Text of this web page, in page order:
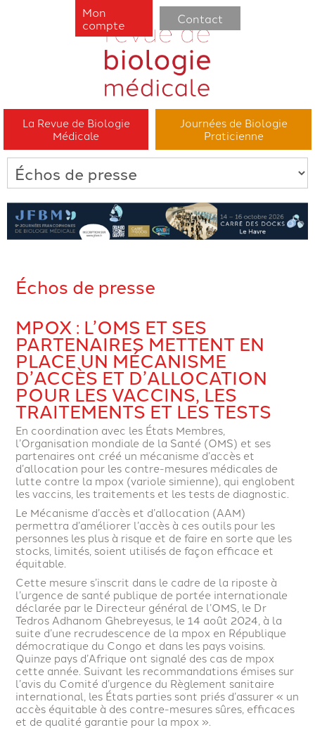
La Revue de Biologie
Médicale
Journées de Biologie
Praticienne
Mon
compte
Contact
Échos de presse
MPOX : L’OMS ET SES
PARTENAIRES METTENT EN
PLACE UN MÉCANISME
D’ACCÈS ET D’ALLOCATION
POUR LES VACCINS, LES
TRAITEMENTS ET LES TESTS
En coordination avec les États Membres,
l’Organisation mondiale de la Santé (OMS) et ses
partenaires ont créé un mécanisme d’accès et
d’allocation pour les contre-mesures médicales de
lutte contre la mpox (variole simienne), qui englobent
les vaccins, les traitements et les tests de diagnostic.
Le Mécanisme d’accès et d’allocation (AAM)
permettra d’améliorer l’accès à ces outils pour les
personnes les plus à risque et de faire en sorte que les
stocks, limités, soient utilisés de façon efficace et
équitable.
Cette mesure s’inscrit dans le cadre de la riposte à
l’urgence de santé publique de portée internationale
déclarée par le Directeur général de l’OMS, le Dr
Tedros Adhanom Ghebreyesus, le 14 août 2024, à la
suite d’une recrudescence de la mpox en République
démocratique du Congo et dans les pays voisins.
Quinze pays d’Afrique ont signalé des cas de mpox
cette année. Suivant les recommandations émises sur
l’avis du Comité d’urgence du Règlement sanitaire
international, les États parties sont priés d’assurer « un
accès équitable à des contre-mesures sûres, efficaces
et de qualité garantie pour la mpox ».